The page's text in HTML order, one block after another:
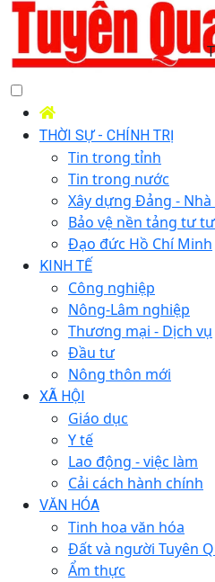
THỜI SỰ - CHÍNH TRỊ
Tin trong tỉnh
Tin trong nước
Xây dựng Đảng - Nhà
Bảo vệ nền tảng tư
Đạo đức Hồ Chí Minh
KINH TẾ
Công nghiệp
Nông-Lâm nghiệp
Thương mại - Dịch vụ
Đầu tư
Nông thôn mới
XÃ HỘI
Giáo dục
Y tế
Lao động - việc làm
Cải cách hành chính
VĂN HÓA
Tinh hoa văn hóa
Đất và người Tuyên
Ẩm thực